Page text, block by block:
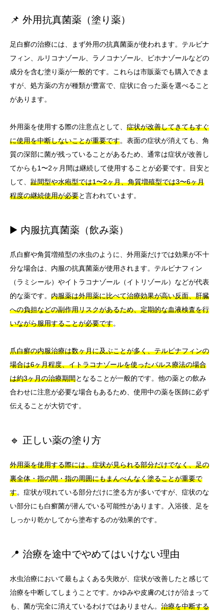
📌 外用抗真菌薬（塗り薬）
足白癬の治療には、まず外用の抗真菌薬が使われます。テルビナ
フィン、ルリコナゾール、ラノコナゾール、ビホナゾールなどの
成分を含む塗り薬が一般的です。これらは市販薬でも購入できま
すが、処方薬の方が種類が豊富で、症状に合った薬を選べること
があります。
外用薬を使用する際の注意点として、 症状が改善してきてもすぐ
に使用を中断しないことが重要です。表面の症状が消えても、角
質の深部に菌が残っていることがあるため、通常は症状が改善し
てからも1〜2ヶ月間は継続して使用することが必要です。目安と
して、 趾間型や水疱型では1〜2ヶ月、角質増殖型では3〜6ヶ月
程度の継続使用が必要と言われています。
▶️ 内服抗真菌薬（飲み薬）
爪白癬や角質増殖型の水虫のように、外用薬だけでは効果が不十
分な場合は、内服の抗真菌薬が使用されます。テルビナフィン
（ラミシール）やイトラコナゾール（イトリゾール）などが代表
的な薬です。 内服薬は外用薬に比べて治療効果が高い反面、肝臓
への負担などの副作用リスクがあるため、定期的な血液検査を行
いながら服用することが必要です。
爪白癬の内服治療は数ヶ月に及ぶことが多く、テルビナフィンの
場合は6ヶ月程度、イトラコナゾールを使ったパルス療法の場合
は約3ヶ月の治療期間となることが一般的です。他の薬との飲み
合わせに注意が必要な場合もあるため、使用中の薬を医師に必ず
伝えることが大切です。
🔹 正しい薬の塗り方
外用薬を使用する際には、症状が見られる部分だけでなく、足の
裏全体・指の間・指の周囲にもまんべんなく塗ることが重要で
す。症状が現れている部分だけに塗る方が多いですが、症状のな
い部分にも白癬菌が潜んでいる可能性があります。入浴後、足を
しっかり乾かしてから塗布するのが効果的です。
📍 治療を途中でやめてはいけない理由
水虫治療において最もよくある失敗が、症状が改善したと感じて
治療を中断してしまうことです。かゆみや皮膚のむけが治まって
も、菌が完全に消えているわけではありません。 治療を中断する